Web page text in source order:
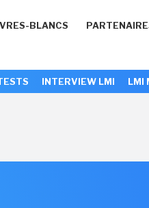
BLANCS
INTERVIEW LMI LMI